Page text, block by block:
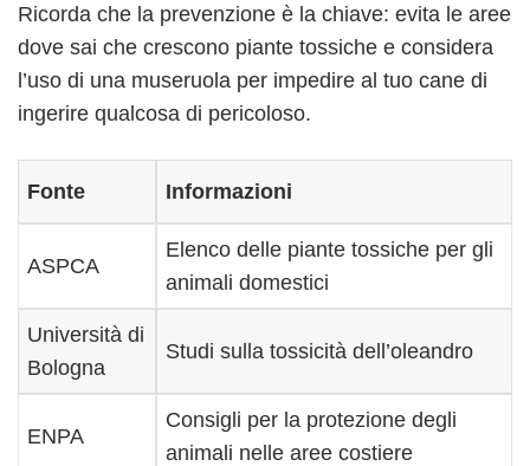
Ricorda che la prevenzione è la chiave: evita le aree
dove sai che crescono piante tossiche e considera
l’uso di una museruola per impedire al tuo cane di
ingerire qualcosa di pericoloso.
Fonte Informazioni
ASPCA
Elenco delle piante tossiche per gli
animali domestici
Università di
Bologna
Studi sulla tossicità dell’oleandro
ENPA
Consigli per la protezione degli
animali nelle aree costiere